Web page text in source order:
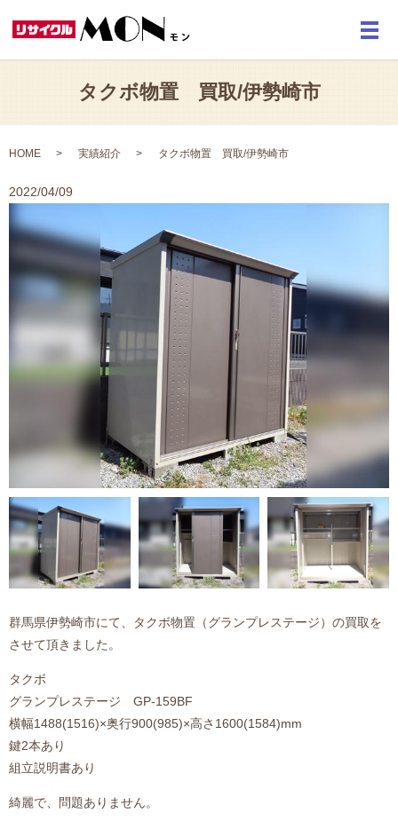
メ
タクボ物置 買取/伊勢崎市
HOME 実績紹介 タクボ物置 買取/伊勢崎市
2022/04/09
群馬県伊勢崎市にて、タクボ物置（グランプレステージ）の買取を
させて頂きました。
タクボ
グランプレステージ GP-159BF
横幅1488(1516)×奥行900(985)×高さ1600(1584)mm
鍵2本あり
組立説明書あり
綺麗で、問題ありません。